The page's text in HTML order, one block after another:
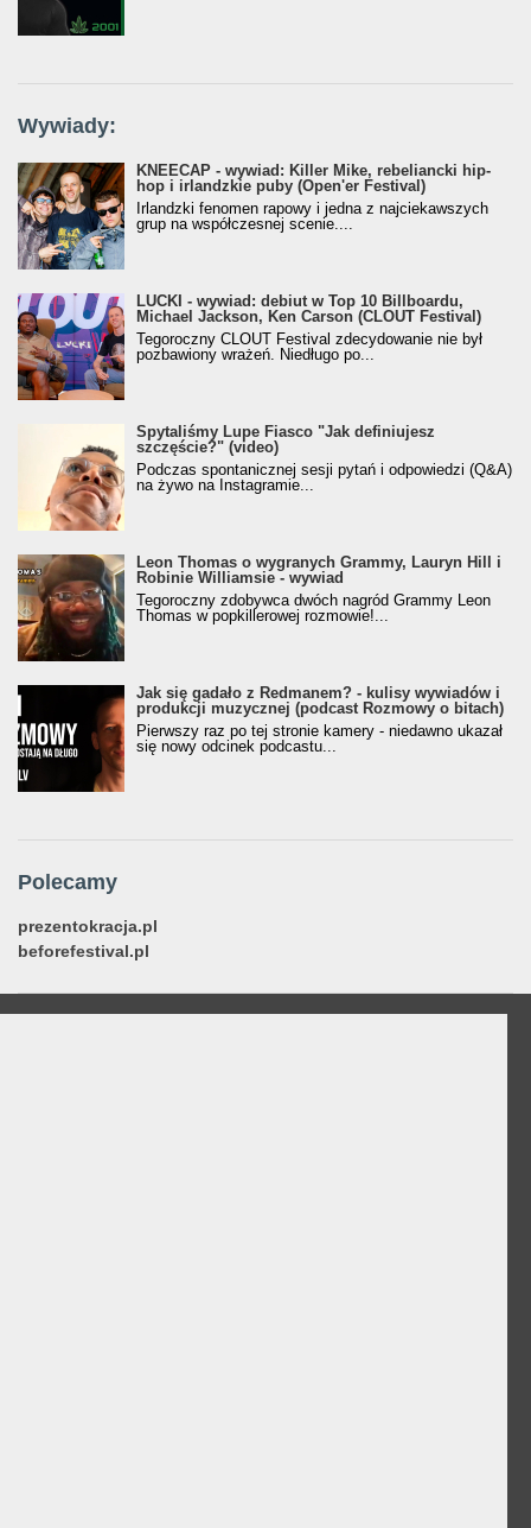
Wywiady:
KNEECAP - wywiad: Killer Mike, rebeliancki hip-
hop i irlandzkie puby (Open'er Festival)
Irlandzki fenomen rapowy i jedna z najciekawszych
grup na współczesnej scenie....
LUCKI - wywiad: debiut w Top 10 Billboardu,
Michael Jackson, Ken Carson (CLOUT Festival)
Tegoroczny CLOUT Festival zdecydowanie nie był
pozbawiony wrażeń. Niedługo po...
Spytaliśmy Lupe Fiasco "Jak definiujesz
szczęście?" (video)
Podczas spontanicznej sesji pytań i odpowiedzi (Q&A)
na żywo na Instagramie...
Leon Thomas o wygranych Grammy, Lauryn Hill i
Robinie Williamsie - wywiad
Tegoroczny zdobywca dwóch nagród Grammy Leon
Thomas w popkillerowej rozmowie!...
Jak się gadało z Redmanem? - kulisy wywiadów i
produkcji muzycznej (podcast Rozmowy o bitach)
Pierwszy raz po tej stronie kamery - niedawno ukazał
się nowy odcinek podcastu...
Polecamy
prezentokracja.pl
beforefestival.pl